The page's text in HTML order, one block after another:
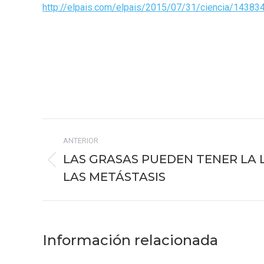
http://elpais.com/elpais/2015/07/31/ciencia/
entre
publicaciones
ANTERIOR
Publicación
anterior:
LAS GRASAS PUEDEN TENER LA
LAS METÁSTASIS
Información relacionada